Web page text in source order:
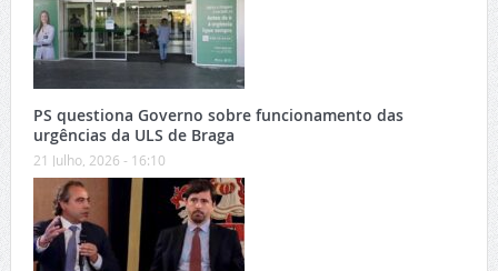
PS questiona Governo sobre funcionamento das
urgências da ULS de Braga
21 Julho, 2026 - 16:10